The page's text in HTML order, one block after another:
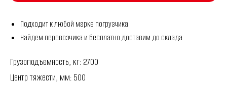
Подходит к любой марке погрузчика
Найдем перевозчика и бесплатно доставим до склада
Грузоподъемность, кг: 2700
Центр тяжести, мм: 500